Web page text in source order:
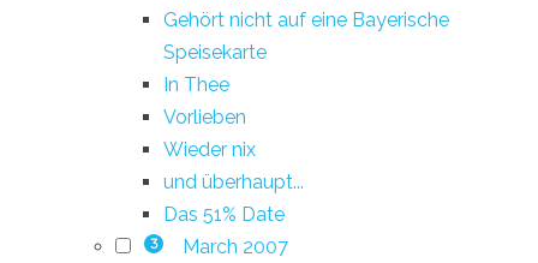
Gehört nicht auf eine Bayerische
Speisekarte
In Thee
Vorlieben
Wieder nix
und überhaupt...
Das 51% Date
3 March 2007